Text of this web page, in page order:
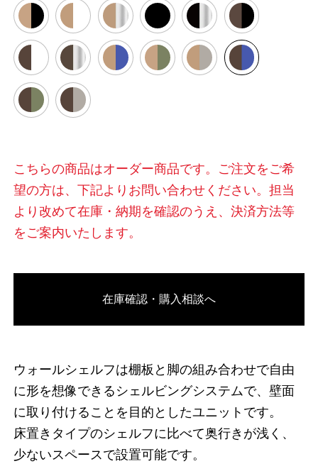
WS.115.3.OA.WH 0
こちらの商品はオーダー商品です。ご注文をご希
望の方は、下記よりお問い合わせください。担当
より改めて在庫・納期を確認のうえ、決済方法等
をご案内いたします。
在庫確認・購入相談へ
ウォールシェルフは棚板と脚の組み合わせで自由
に形を想像できるシェルビングシステムで、壁面
に取り付けることを目的としたユニットです。
床置きタイプのシェルフに比べて奥行きが浅く、
少ないスペースで設置可能です。